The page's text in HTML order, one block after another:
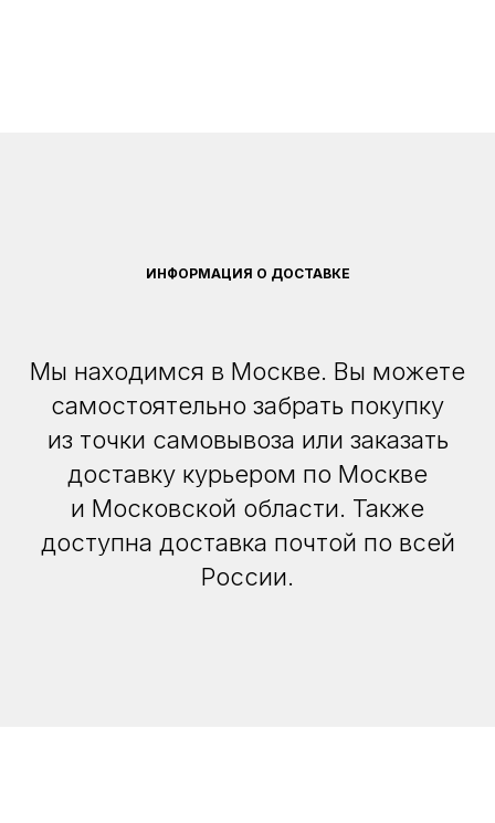
ИНФОРМАЦИЯ О ДОСТАВКЕ
Мы находимся в Москве. Вы можете
самостоятельно забрать покупку
из точки самовывоза или заказать
доставку курьером по Москве
и Московской области. Также
доступна доставка почтой по всей
России.